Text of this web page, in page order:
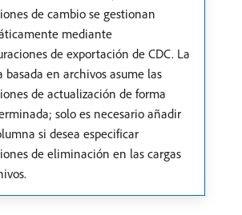
de cambio se gestionan
mediante
de exportación de CDC. La
basada en archivos asume las
de actualización de forma
solo es necesario añadir
si desea especificar
de eliminación en las cargas